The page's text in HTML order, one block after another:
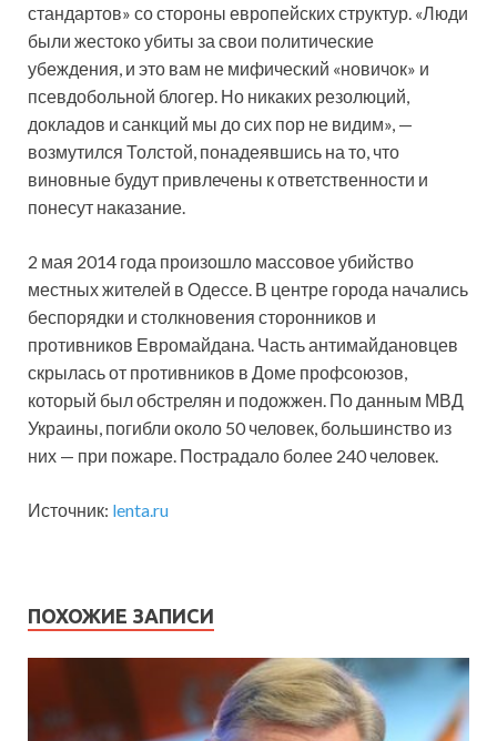
стандартов» со стороны европейских структур. «Люди
были жестоко убиты за свои политические
убеждения, и это вам не мифический «новичок» и
псевдобольной блогер. Но никаких резолюций,
докладов и санкций мы до сих пор не видим», —
возмутился Толстой, понадеявшись на то, что
виновные будут привлечены к ответственности и
понесут наказание.
2 мая 2014 года произошло массовое убийство
местных жителей в Одессе. В центре города начались
беспорядки и столкновения сторонников и
противников Евромайдана. Часть антимайдановцев
скрылась от противников в Доме профсоюзов,
который был обстрелян и подожжен. По данным МВД
Украины, погибли около 50 человек, большинство из
них — при пожаре. Пострадало более 240 человек.
Источник: lenta.ru
ПОХОЖИЕ ЗАПИСИ